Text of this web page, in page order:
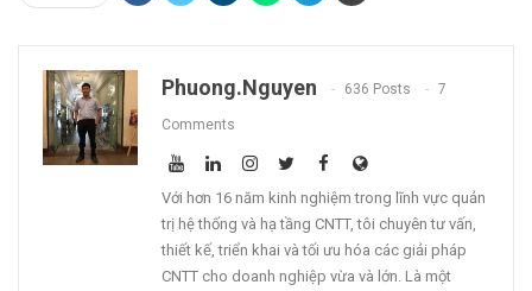
Phuong.nguyen 636 Posts 7
Comments
Với hơn 16 năm kinh nghiệm trong lĩnh vực quản
trị hệ thống và hạ tầng CNTT, tôi chuyên tư vấn,
thiết kế, triển khai và tối ưu hóa các giải pháp
CNTT cho doanh nghiệp vừa và lớn. Là một